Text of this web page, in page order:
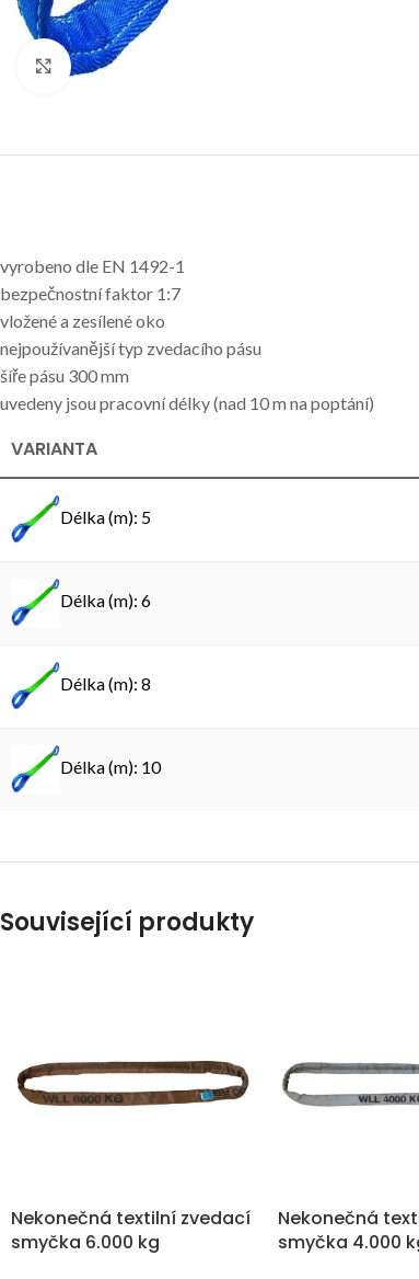
Klikni pro zvětšení
vyrobeno dle EN 1492-1
bezpečnostní faktor 1:7
vložené a zesílené oko
nejpoužívanější typ zvedacího pásu
šíře pásu 300 mm
uvedeny jsou pracovní délky (nad 10 m na poptání)
VARIANTA
Délka (m): 5
Délka (m): 6
Délka (m): 8
Délka (m): 10
Související produkty
Nekonečná textilní zvedací
smyčka 6.000 kg
Nekonečná
smyčka 4.000